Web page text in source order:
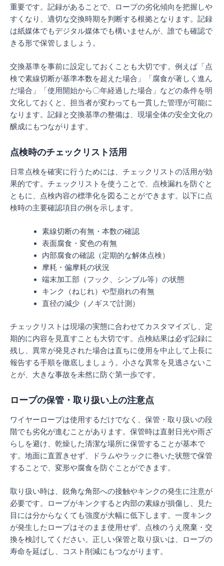
重要です。記録があることで、ロープの劣化傾向を把握しや
すくなり、適切な交換時期を判断する根拠となります。記録
は紙媒体でもデジタル媒体でも構いませんが、誰でも確認で
きる形で保管しましょう。
交換基準を事前に設定しておくことも大切です。例えば「点
検で素線切断が基準本数を超えた場合」「腐食が著しく進ん
だ場合」「使用開始から〇年経過した場合」などの条件を明
文化しておくと、担当者が変わっても一貫した管理が可能に
なります。記録と交換基準の整備は、現場全体の安全文化の
醸成にもつながります。
点検時のチェックリスト活用
日常点検を確実に行うためには、チェックリストの活用が効
果的です。チェックリストを使うことで、点検漏れを防ぐと
ともに、点検内容の標準化を図ることができます。以下に点
検時の主要確認項目の例を示します。
素線切断の有無・本数の確認
表面腐食・変色の有無
内部腐食の確認（定期的な解体点検）
摩耗・偏摩耗の状況
端末加工部（フック、シンブル等）の状態
キンク（ねじれ）や型崩れの有無
直径の減少（ノギスで計測）
チェックリストは現場の実態に合わせてカスタマイズし、定
期的に内容を見直すことも大切です。点検結果は必ず記録に
残し、異常が発見された場合は直ちに使用を中止して上長に
報告する手順を徹底しましょう。小さな異常を見逃さないこ
とが、大きな事故を未然に防ぐ第一歩です。
ロープの保管・取り扱い上の注意点
ワイヤーロープは使用するだけでなく、保管・取り扱いの段
階でも劣化が進むことがあります。保管時は直射日光や雨ざ
らしを避け、乾燥した清潔な場所に保管することが基本で
す。地面に直置きせず、ドラムやラックに巻いた状態で保管
することで、変形や腐食を防ぐことができます。
取り扱い時は、鋭角な角部への接触やキンクの発生に注意が
必要です。ロープがキンクすると内部の素線が損傷し、見た
目には分からなくても強度が大幅に低下します。一度キンク
が発生したロープはそのまま使用せず、点検のうえ廃棄・交
換を検討してください。正しい保管と取り扱いは、ロープの
寿命を延ばし、コスト削減にもつながります。